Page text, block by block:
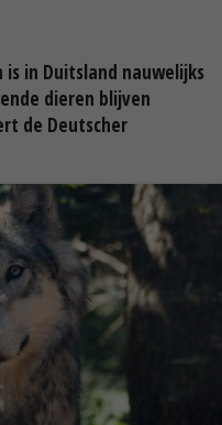
in Duitsland nauwelijks
dieren blijven
de Deutscher